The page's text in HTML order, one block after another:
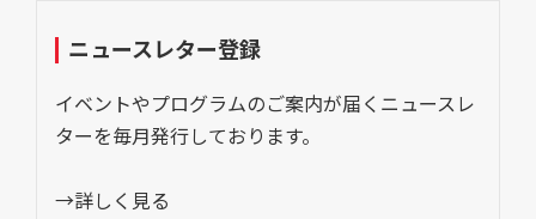
ニュースレター登録
イベントやプログラムのご案内が届くニュースレ
ターを毎月発行しております。
→詳しく見る